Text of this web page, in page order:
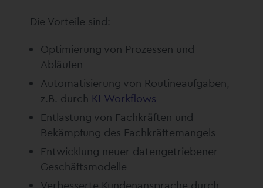
Die Vorteile sind:
Optimierung von Prozessen und
Abläufen
Automatisierung von Routineaufgaben,
z.B. durch KI-Workflows
Entlastung von Fachkräften und
Bekämpfung des Fachkräftemangels
Entwicklung neuer datengetriebener
Geschäftsmodelle